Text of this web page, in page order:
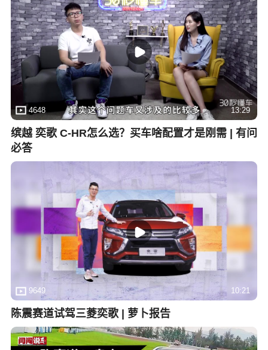
4648 13:29
缤越 奕歌 C-HR怎么选？买车啥配置才是刚需 | 有问
必答
9649 10:21
陈震赛道试驾三菱奕歌 | 萝卜报告